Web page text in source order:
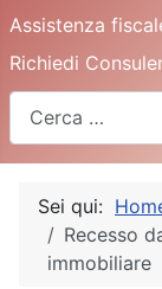
Assistenza
Richiedi
Sei qui:
Recesso
immobiliare